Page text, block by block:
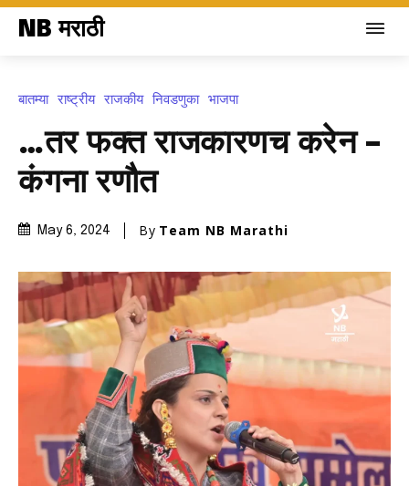
NB मराठी
बातम्या राष्ट्रीय राजकीय निवडणुका भाजपा
…तर फक्त राजकारणच करेन –
कंगना रणौत
May 6, 2024 By Team NB Marathi